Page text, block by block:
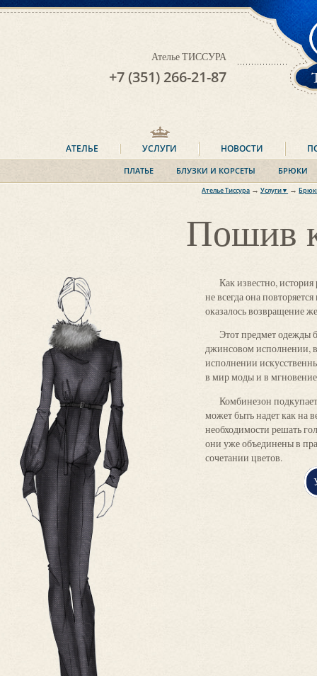
Ателье Тиссура → Услуги▼
Юбки
Пальто
Плащи и куртки
→
Пошив
Как известно,
не всегда она
оказалось возвращение
Этот предмет одежды
джинсовом исполнении,
исполнении
в мир моды и в мгновение
Комбинезон
может быть надет как на
необходимости решать
они уже объединены в
сочетании цветов.
Ателье ТИССУРА
+7 (351) 266-21-87
АТЕЛЬЕ УСЛУГИ НОВОСТИ
ПЛАТЬЕ БЛУЗКИ И КОРСЕТЫ БРЮКИ